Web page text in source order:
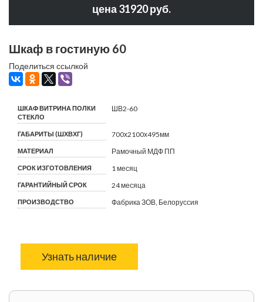
цена 31920 руб.
Шкаф в гостиную 60
Поделиться ссылкой
ШКАФ ВИТРИНА ПОЛКИ
СТЕКЛО
ШВ2-60
ГАБАРИТЫ (ШХВХГ) 700х2100х495мм
МАТЕРИАЛ Рамочный МДФ ПП
СРОК ИЗГОТОВЛЕНИЯ 1 месяц
ГАРАНТИЙНЫЙ СРОК 24 месяца
ПРОИЗВОДСТВО Фабрика ЗОВ, Белоруссия
Узнать наличие